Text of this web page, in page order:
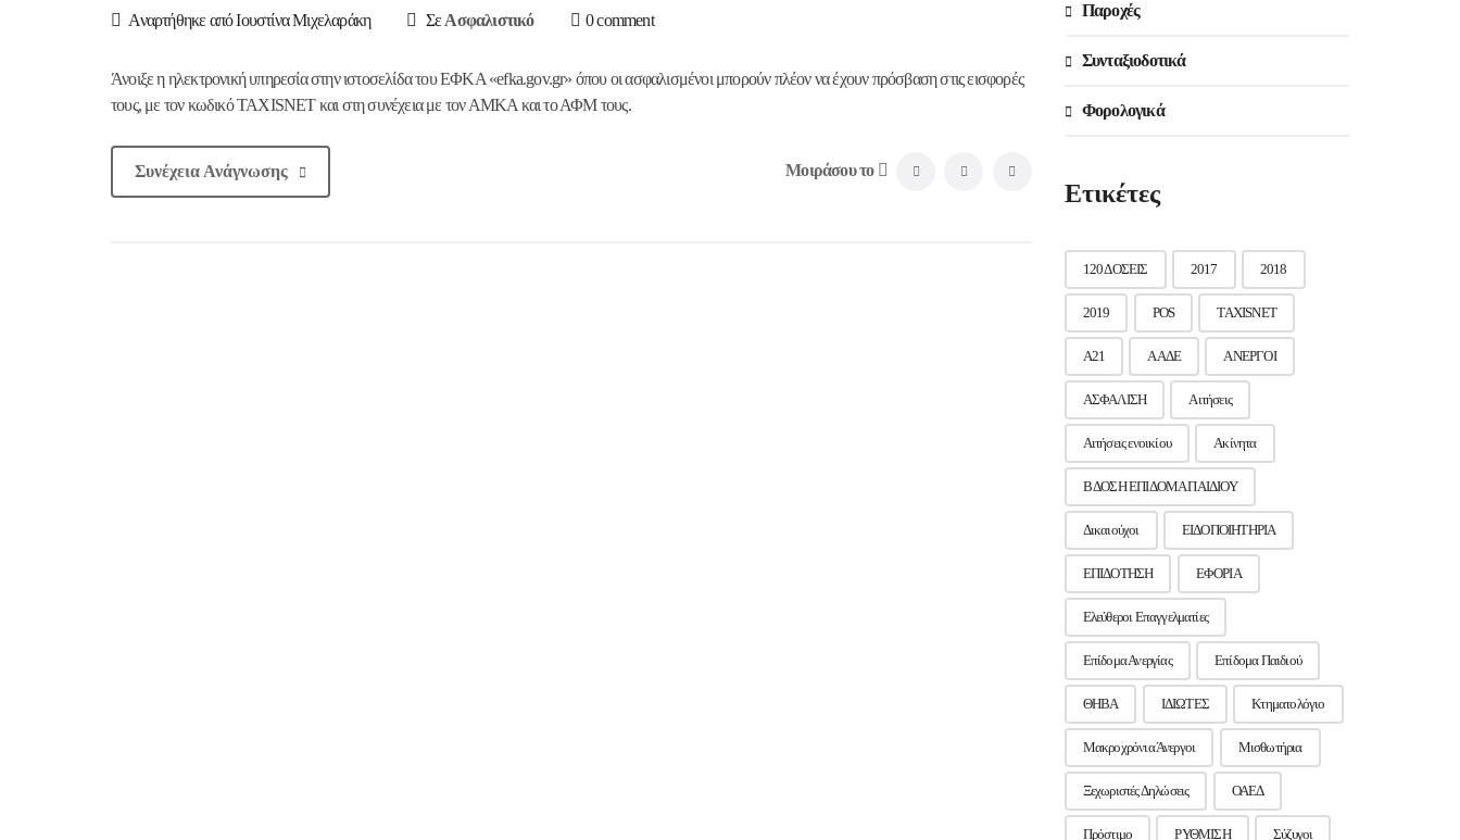
Αναρτήθηκε από Ιουστίνα Μιχελαράκη Σε Ασφαλιστικό 0 comment
Άνοιξε η ηλεκτρονική υπηρεσία στην ιστοσελίδα του ΕΦΚΑ «efka.gov.gr» όπου οι ασφαλισμένοι μπορούν πλέον να έχουν πρόσβαση στις εισφορές
τους, με τον κωδικό TAXISNET και στη συνέχεια με τον ΑΜΚΑ και το ΑΦΜ τους.
Συνέχεια Ανάγνωσης Μοιράσου το
Παροχές
Συνταξιοδοτικά
Φορολογικά
Ετικέτες
120 ΔΟΣΕΙΣ 2017 2018
2019 POS TAXISNET
Α21 ΑΑΔΕ ΑΝΕΡΓΟΙ
ΑΣΦΑΛΙΣΗ Αιτήσεις
Αιτήσεις ενοικίου Ακίνητα
Β ΔΟΣΗ ΕΠΙΔΟΜΑ ΠΑΙΔΙΟΥ
Δικαιούχοι ΕΙΔΟΠΟΙΗΤΗΡΙΑ
ΕΠΙΔΟΤΗΣΗ ΕΦΟΡΙΑ
Ελεύθεροι Επαγγελματίες
Επίδομα Ανεργίας Επίδομα Παιδιού
ΘΗΒΑ ΙΔΙΩΤΕΣ Κτηματολόγιο
Μακροχρόνια Άνεργοι Μισθωτήρια
Ξεχωριστές Δηλώσεις ΟΑΕΔ
Πρόστιμο ΡΥΘΜΙΣΗ Σύζυγοι